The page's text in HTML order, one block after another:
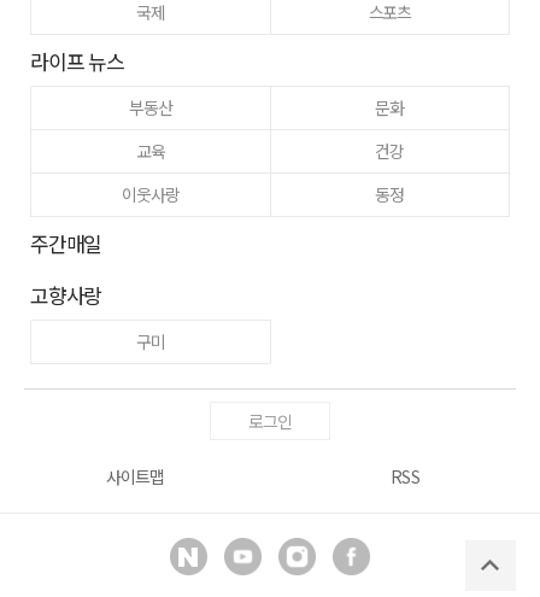
국제
스포츠
라이프 뉴스
부동산
문화
교육
건강
이웃사랑
동정
주간매일
고향사랑
구미
로그인
사이트맵 RSS